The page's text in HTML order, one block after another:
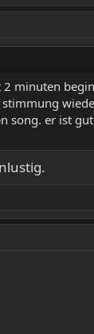
minuten
song. er ist